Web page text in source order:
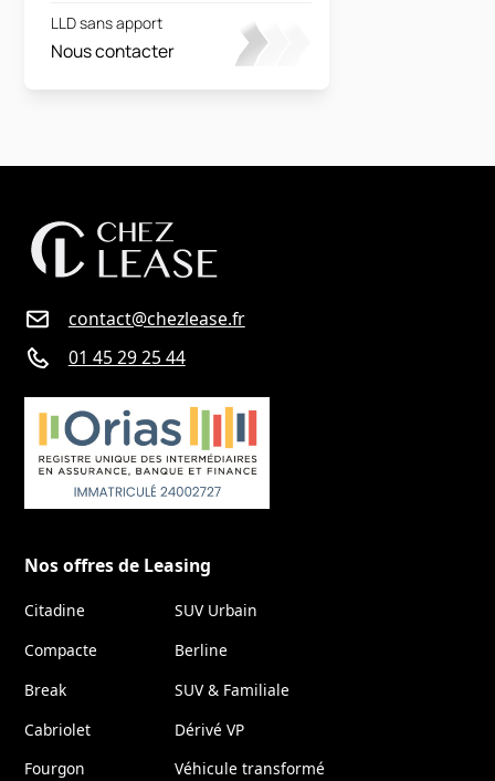
LLD sans apport
Nous contacter
contact@chezlease.fr
01 45 29 25 44
Nos offres de Leasing
Citadine
SUV Urbain
Compacte
Berline
Break
SUV & Familiale
Cabriolet
Dérivé VP
Fourgon
Véhicule transformé